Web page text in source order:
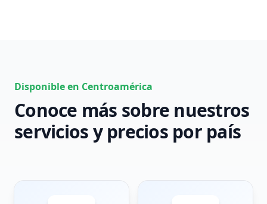
Disponible en Centroamérica
Conoce más sobre nuestros
servicios y precios por país